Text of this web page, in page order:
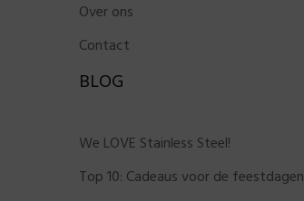
Over ons
Contact
BLOG
We LOVE Stainless Steel!
Top 10: Cadeaus voor de feestdagen